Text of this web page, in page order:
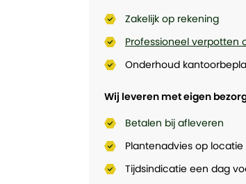
Zakelijk op rekening
Professioneel verpotten
Onderhoud
Wij leveren met eigen
Betalen bij afleveren
Plantenadvies op locatie
Tijdsindicatie een dag